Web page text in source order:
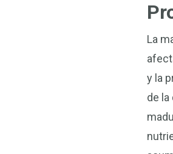
La
y la
de